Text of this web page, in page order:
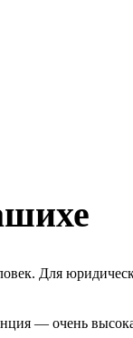
Для
— очень